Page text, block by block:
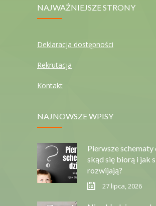
NAJWAŻNIEJSZE STRONY
Deklaracja dostępności
Rekrutacja
Kontakt
NAJNOWSZE WPISY
Pierwsze schematy
skąd się biorą i jak
rozwijają?
27 lipca, 2026